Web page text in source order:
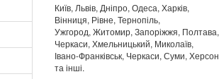
Київ, Львів, Дніпро, Одеса, Харків,
Вінниця, Рівне, Тернопіль,
Ужгород, Житомир, Запоріжжя, Полтава,
Черкаси, Хмельницький, Миколаїв,
Івано-Франківськ, Черкаси, Суми, Херсон
та інші.